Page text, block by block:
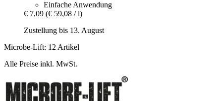
Einfache Anwendung
€ 7,09 (€ 59,08 / l)
Zustellung bis 13. August
Microbe-Lift: 12 Artikel
Alle Preise inkl. MwSt.